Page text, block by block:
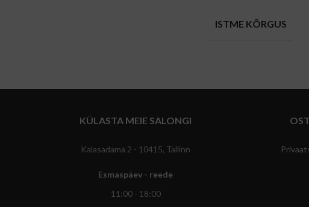
ISTME KÕRGUS
KÜLASTA MEIE SALONGI
Kalasadama 2 - 10415, Tallinn
Esmaspäev - reede
11:00 - 18:00